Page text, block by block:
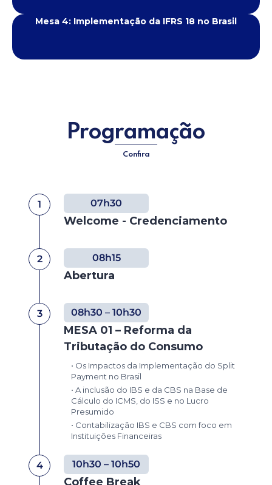
Mesa 4: Implementação da IFRS 18 no Brasil
Programação
Confira
1 07h30
Welcome - Credenciamento
2 08h15
Abertura
3 08h30 – 10h30
MESA 01 – Reforma da
Tributação do Consumo
• Os Impactos da Implementação do Split
Payment no Brasil
• A inclusão do IBS e da CBS na Base de
Cálculo do ICMS, do ISS e no Lucro
Presumido
• Contabilização IBS e CBS com foco em
Instituições Financeiras
4 10h30 – 10h50
Coffee Break